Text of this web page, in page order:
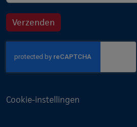
Cookie-instellingen